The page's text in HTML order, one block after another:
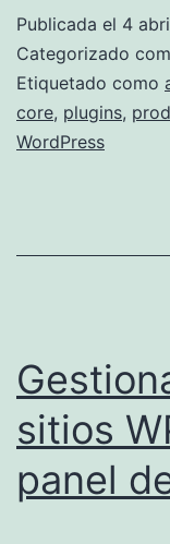
Publicada el 4
Categorizado
Etiquetado como
core, plugins,
WordPress
sitios
panel